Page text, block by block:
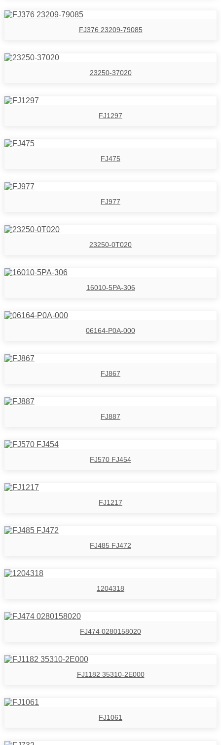
FJ376 23209-79085
23250-37020
FJ1297
FJ475
FJ977
23250-0T020
16010-5PA-306
06164-P0A-000
FJ867
FJ887
FJ570 FJ454
FJ1217
FJ485 FJ472
1204318
FJ474 0280158020
FJ1182 35310-2E000
FJ1061